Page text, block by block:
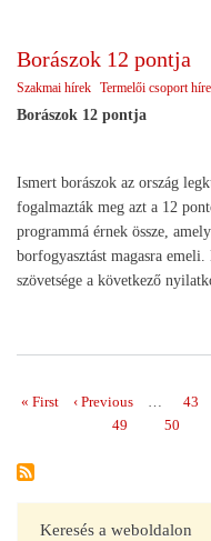
Borászok 12 pontja
Szakmai hírek Termelői csoport
Borászok 12 pontja
Ismert borászok az ország
fogalmazták meg azt a 12
programmá érnek össze,
borfogyasztást magasra
szövetsége a következő
Oldalszámozás
Első
« First
Előző
‹ Previous … Page
43
Page
49 Page
50
Keresés a weboldalon